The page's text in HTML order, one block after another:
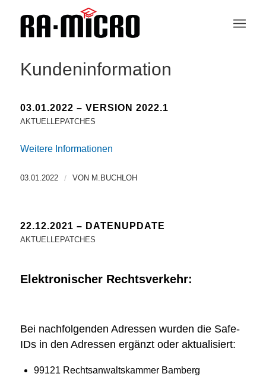
Kundeninformation
03.01.2022 – VERSION 2022.1
AKTUELLEPATCHES
Weitere Informationen
03.01.2022 / VON M.BUCHLOH
22.12.2021 – DATENUPDATE
AKTUELLEPATCHES
Elektronischer Rechtsverkehr:
Bei nachfolgenden Adressen wurden die Safe-
IDs in den Adressen ergänzt oder aktualisiert:
99121 Rechtsanwaltskammer Bamberg